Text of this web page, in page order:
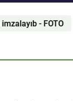
- FOTO